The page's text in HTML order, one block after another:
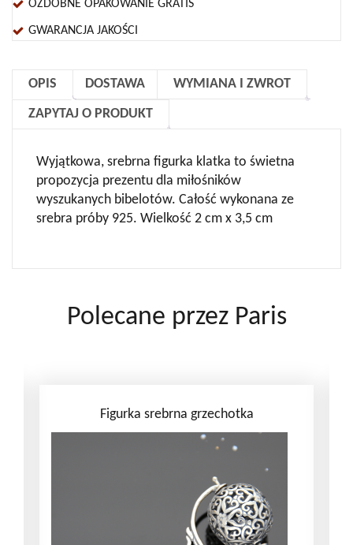
OZDOBNE OPAKOWANIE GRATIS
GWARANCJA JAKOŚCI
OPIS DOSTAWA
WYMIANA I ZWROT
ZAPYTAJ O PRODUKT
Wyjątkowa, srebrna figurka klatka to świetna
propozycja prezentu dla miłośników
wyszukanych bibelotów. Całość wykonana ze
srebra próby 925. Wielkość 2 cm x 3,5 cm
Polecane przez Paris
Figurka srebrna grzechotka